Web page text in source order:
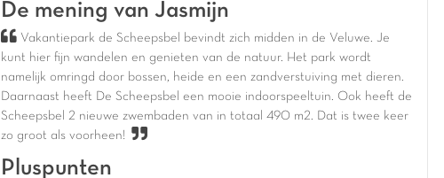
De mening van Jasmijn
Vakantiepark de Scheepsbel bevindt zich midden in de Veluwe. Je
kunt hier fijn wandelen en genieten van de natuur. Het park wordt
namelijk omringd door bossen, heide en een zandverstuiving met dieren.
Daarnaast heeft De Scheepsbel een mooie indoorspeeltuin. Ook heeft de
Scheepsbel 2 nieuwe zwembaden van in totaal 490 m2. Dat is twee keer
zo groot als voorheen!
Pluspunten